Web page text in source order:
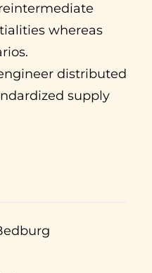
whereas
distributed
supply